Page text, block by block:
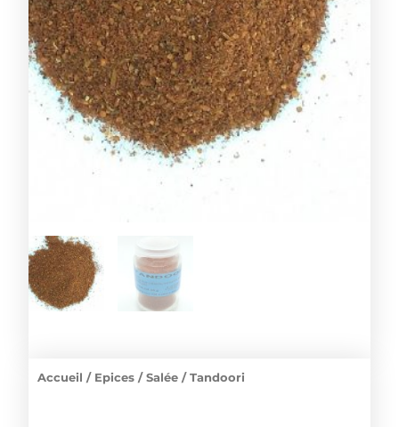
Accueil / Epices /Salée / Tandoori